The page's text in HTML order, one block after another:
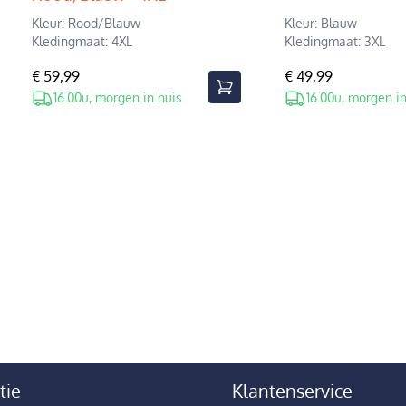
Kleur: Rood/Blauw
Kledingmaat: 4XL
€ 59,99
16.00u, morgen in huis
Kleur: Blauw
Kledingmaat: 3XL
€ 49,99
16.00u, morgen
Klantenservice